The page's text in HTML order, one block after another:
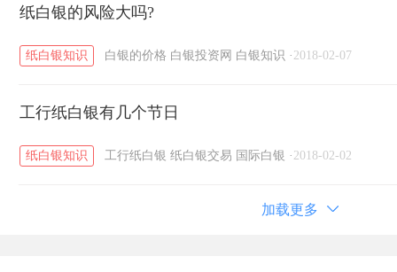
纸白银的风险大吗?
纸白银知识 白银的价格 白银投资网 白银知识 · 2018-02-07
工行纸白银有几个节日
纸白银知识 工行纸白银 纸白银交易 国际白银 · 2018-02-02
加载更多